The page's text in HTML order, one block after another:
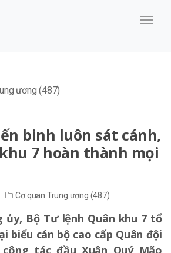
ương (487)
binh luôn sát cánh,
7 hoàn thành mọi
Cơ quan Trung ương (487)
ủy, Bộ Tư lệnh Quân khu 7 tổ
biểu cán bộ cao cấp Quân đội
tác đầu Xuân Quý Mão